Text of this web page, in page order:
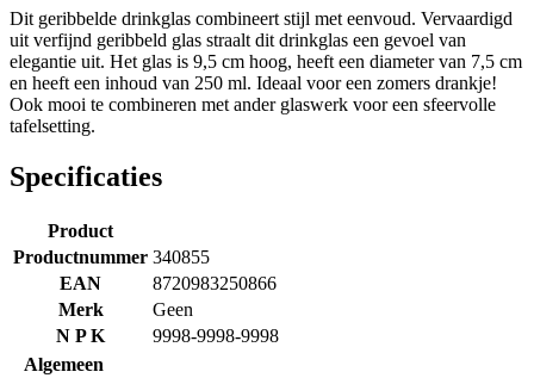
Dit geribbelde drinkglas combineert stijl met eenvoud. Vervaardigd
uit verfijnd geribbeld glas straalt dit drinkglas een gevoel van
elegantie uit. Het glas is 9,5 cm hoog, heeft een diameter van 7,5 cm
en heeft een inhoud van 250 ml. Ideaal voor een zomers drankje!
Ook mooi te combineren met ander glaswerk voor een sfeervolle
tafelsetting.
Specificaties
Product
Productnummer 340855
EAN
8720983250866
Merk
Geen
N P K
9998-9998-9998
Algemeen